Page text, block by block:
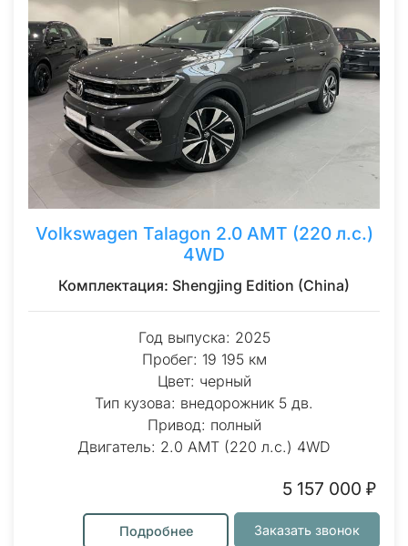
Volkswagen Talagon 2.0 AMT (220 л.с.)
4WD
Комплектация: Shengjing Edition (China)
Год выпуска: 2025
Пробег: 19 195 км
Цвет: черный
Тип кузова: внедорожник 5 дв.
Привод: полный
Двигатель: 2.0 AMT (220 л.с.) 4WD
5 157 000 ₽
Подробнее Заказать звонок